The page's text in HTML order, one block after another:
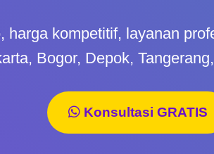
harga kompetitif, layanan
Bogor, Depok,
Konsultasi GRATIS